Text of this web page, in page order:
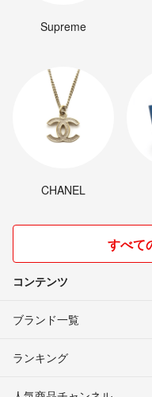
Supreme
CHANEL
すべて
コンテンツ
ブランド一覧
ランキング